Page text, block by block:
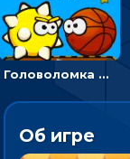
Головоломка Невероятный баскетбол: проложить путь и отправить мяч в корзину
Об игре